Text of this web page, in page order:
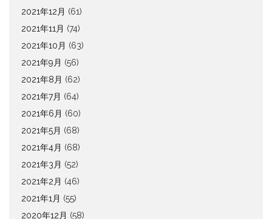
2021年12月 (61)
2021年11月 (74)
2021年10月 (63)
2021年9月 (56)
2021年8月 (62)
2021年7月 (64)
2021年6月 (60)
2021年5月 (68)
2021年4月 (68)
2021年3月 (52)
2021年2月 (46)
2021年1月 (55)
2020年12月 (58)